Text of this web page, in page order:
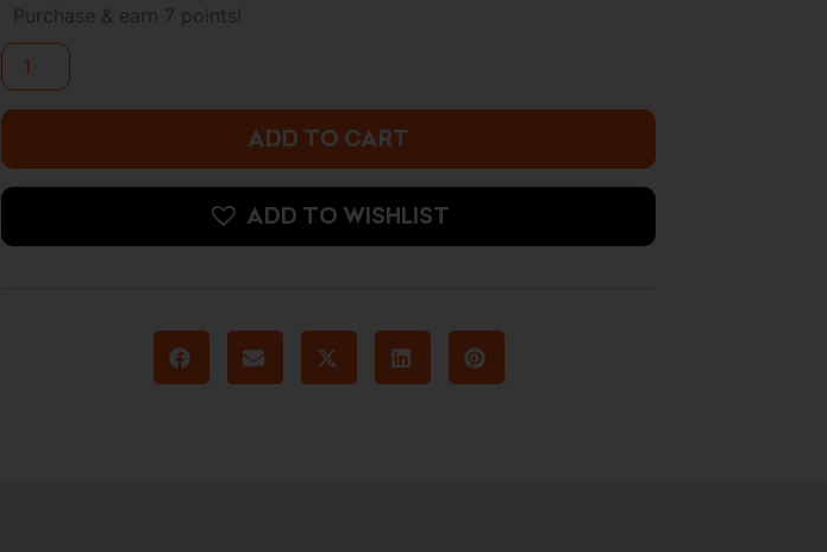
Purchase & earn 7 points!
Flash
Godspeed
quantity
ADD TO CART
ADD TO WISHLIST